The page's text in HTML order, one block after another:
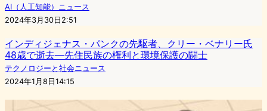
AI（人工知能）ニュース
2024年3月30日2:51
インディジェナス・パンクの先駆者、クリー・ベナリー氏
48歳で逝去—先住民族の権利と環境保護の闘士
テクノロジーと社会ニュース
2024年1月8日14:15